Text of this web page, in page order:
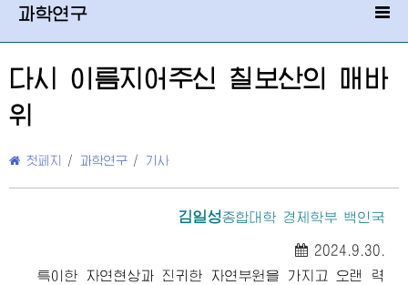
과학연구
다시 이름지어주신 칠보산의 매바
위
첫페지 / 과학연구 / 기사
김일성종합대학 경제학부 백인국
2024.9.30.
특이한 자연현상과 진귀한 자연부원을 가지고 오랜 력